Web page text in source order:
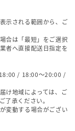
示される範囲から、ご
合は「最短」をご選択
者へ直接配送日指定を
/ 18:00～20:00 /
け地域によっては、ご
了承ください。
変動する場合がござい